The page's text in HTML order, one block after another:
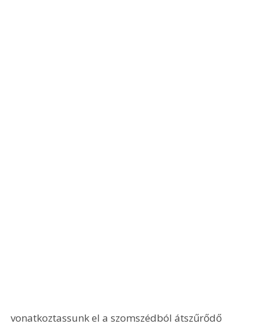
vonatkoztassunk el a szomszédból átszűrődő